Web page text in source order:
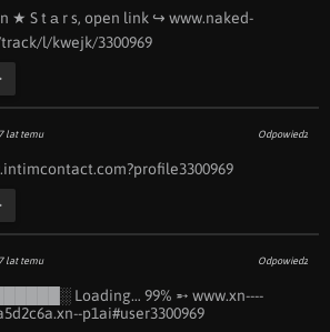
︀★ ︀S ︀t ︀а ︀r ︀s, ︀open ︀link ︀↪ www.n︀a︀k︀e︀d︀-︀
l/kwejk/3300969
7 lat temu Odpowiedz
7 lat temu Odpowiedz
︀Loading… ︀99% ︀➵ www.x︀n︀-︀-︀-︀-︀
︀-︀p︀1︀a︀i︀#︀u︀s︀e︀r︀3300969